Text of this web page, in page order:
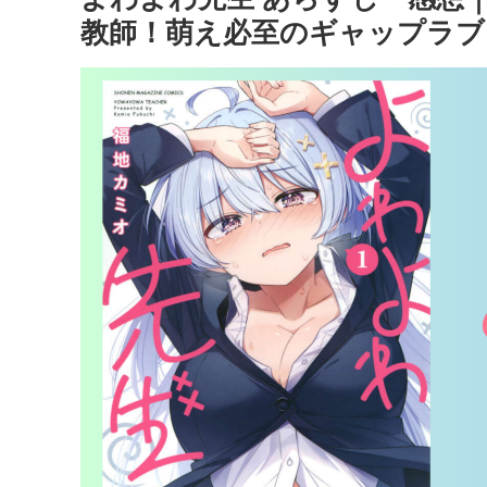
教師！萌え必至のギャップラ